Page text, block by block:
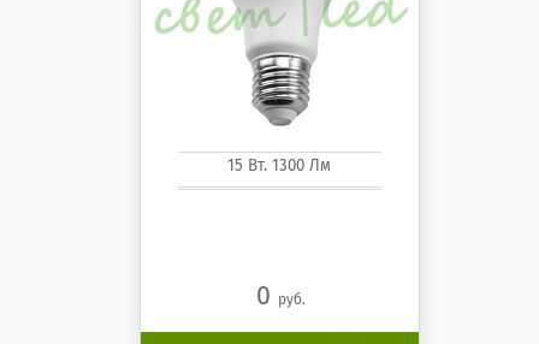
15 Вт. 1300 Лм
0 руб.